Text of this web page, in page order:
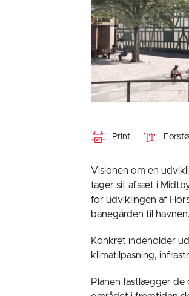
Print
Visionen om en
tager sit afsæt i
for udviklingen af
banegården til havnen.
Konkret indeholder
klimatilpasning,
Planen fastlægger de